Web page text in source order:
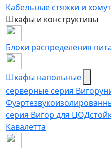
Кабельные стяжки и
Шкафы и конструктивы
Блоки распределения
Шкафы напольные
серверные серия Вигор
Фуэрте
серия Вигор для ЦОД
Кавалетта